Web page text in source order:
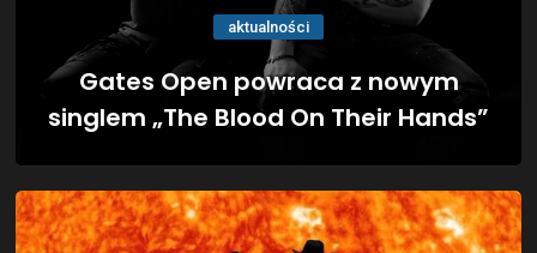
aktualności
Gates Open powraca z nowym
singlem „The Blood On Their Hands”